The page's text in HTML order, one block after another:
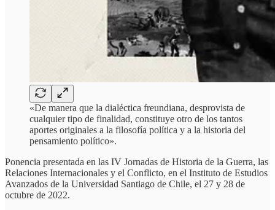
«De manera que la dialéctica freundiana, desprovista de
cualquier tipo de finalidad, constituye otro de los tantos
aportes originales a la filosofía política y a la historia del
pensamiento político».
Ponencia presentada en las IV Jornadas de Historia de la Guerra, las
Relaciones Internacionales y el Conflicto, en el Instituto de Estudios
Avanzados de la Universidad Santiago de Chile, el 27 y 28 de
octubre de 2022.